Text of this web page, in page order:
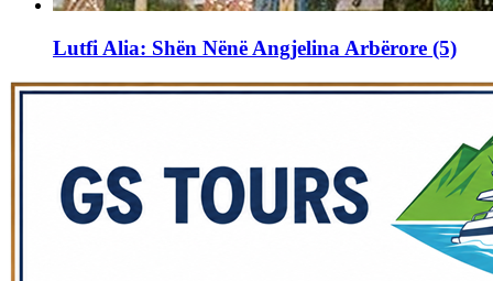
Lutfi Alia: Shën Nënë Angjelina Arbërore (5)